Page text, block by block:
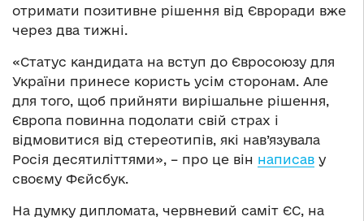
отримати позитивне рішення від Євроради вже
через два тижні.
«Статус кандидата на вступ до Євросоюзу для
України принесе користь усім сторонам. Але
для того, щоб прийняти вирішальне рішення,
Європа повинна подолати свій страх і
відмовитися від стереотипів, які нав’язувала
Росія десятиліттями», – про це він написав у
своєму Фєйсбук.
На думку дипломата, червневий саміт ЄС, на